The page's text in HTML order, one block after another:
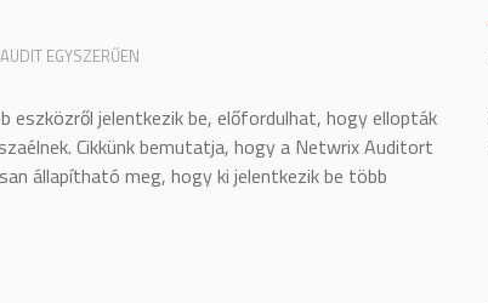
EGYSZERŰEN
eszközről jelentkezik be, előfordulhat, hogy ellopták
Cikkünk bemutatja, hogy a Netwrix Auditort
állapítható meg, hogy ki jelentkezik be több